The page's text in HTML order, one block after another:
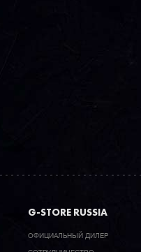
G-STORE RUSSIA
ОФИЦИАЛЬНЫЙ ДИЛЕР